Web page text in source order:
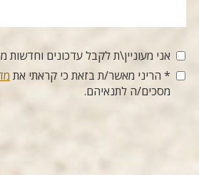
אני מעוניין\ת לקבל עדכונים וחדשות
* הריני מאשר/ת בזאת כי קראתי את
מסכים/ה לתנאיהם.